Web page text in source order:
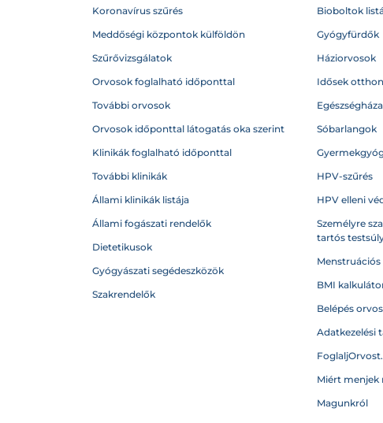
Koronavírus szűrés
Meddőségi központok külföldön
Szűrővizsgálatok
Orvosok foglalható időponttal
További orvosok
Orvosok időponttal látogatás oka szerint
Klinikák foglalható időponttal
További klinikák
Állami klinikák listája
Állami fogászati rendelők
Dietetikusok
Gyógyászati segédeszközök
Szakrendelők
Bioboltok
Gyógyfürdők
Háziorvosok
Idősek
Sóbarlangok
HPV-szűrés
HPV elleni
Személyre
tartós
BMI
Belépés
Adatkezelési
Miért menjek
Magunkról